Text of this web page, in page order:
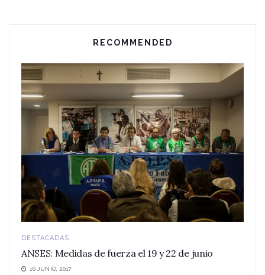
RECOMMENDED
DESTACADAS
ANSES: Medidas de fuerza el 19 y 22 de junio
16 JUNIO, 2017